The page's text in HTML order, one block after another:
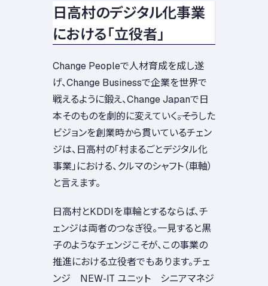
日高村のデジタル化事業
における「立役者」
Change Peopleで人材育成を成し遂
げ、Change Businessで企業を世界で
戦えるように鍛え、Change Japanで日
本そのものを劇的に変えていく――。そうした
ビジョンを創業時から貫いているチェン
ジは、日高村の「村まるごとデジタル化
事業」における、クルマのシャフト（車軸）
と言えます。
日高村とKDDIを車輪とするならば、チ
ェンジは両者のつなぎ役。一見すると黒
子のようなチェンジこそが、この事業の
推進における立役者でもあります。チェ
ンジ NEW-IT ユニット シニアマネジ